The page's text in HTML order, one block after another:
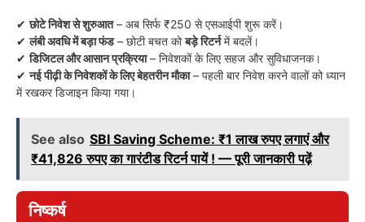
✔छोटे निवेश से शुरुआत– अब सिर्फ ₹250 से एसआईपी शुरू करें।
✔लंबी अवधि में बड़ा फंड– छोटी बचत कोबड़े रिटर्नमें बदलें।
✔डिजिटल और आसान प्रक्रिया– निवेशकों के लिए सहज और सुविधाजनक।
✔नई पीढ़ी के निवेशकों के लिए बेहतरीन मौका– पहली बार निवेश करने वालों को ध्यान
में रखकर डिजाइन किया गया।
See also SBI Saving Scheme: ₹1 लाख रुपए लगाएं और
₹41,826 रुपए का गारंटीड रिटर्न पायें ! — पूरी जानकारी पढ़ें
निष्कर्ष